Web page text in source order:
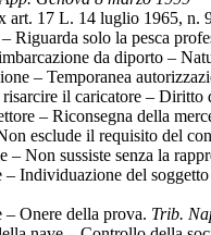
art. 17 L. 14 luglio 1965, n.
Riguarda solo la pesca
da diporto –
– Temporanea
il caricatore –
– Riconsegna della
esclude il requisito del
– Non sussiste senza la
– Individuazione del
– Onere della prova. Trib.